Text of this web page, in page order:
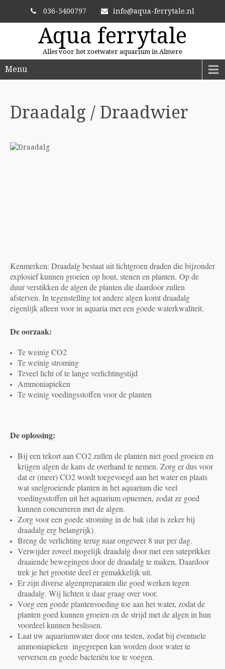
036-5400797 info@aqua-ferrytale.nl
Aqua ferrytale
Alles voor het zoetwater aquarium in Almere
Menu
Één van de mooiste en grootste collecties van de Benelux!
Draadalg / Draadwier
Kenmerken: Draadalg bestaat uit lichtgroen draden die bijzonder
explosief kunnen groeien op hout, stenen en planten. Op de
duur verstikken de algen de planten die daardoor zullen
afsterven. In tegenstelling tot andere algen komt draadalg
eigenlijk alleen voor in aquaria met een goede waterkwaliteit.
De oorzaak:
Te weinig CO2
Te weinig stroming
Teveel licht of te lange verlichtingstijd
Ammoniapieken
Te weinig voedingsstoffen voor de planten
De oplossing:
Bij een tekort aan CO2 zullen de planten niet goed groeien en
krijgen algen de kans de overhand te nemen. Zorg er dus voor
dat er (meer) CO2 wordt toegevoegd aan het water en plaats
wat snelgroeiende planten in het aquarium die veel
voedingsstoffen uit het aquarium opnemen, zodat ze goed
kunnen concurreren met de algen.
Zorg voor een goede stroming in de bak (dat is zeker bij
draadalg erg belangrijk).
Breng de verlichting terug naar ongeveer 8 uur per dag.
Verwijder zoveel mogelijk draadalg door met een sateprikker
draaiende bewegingen door de draadalg te maken, Daardoor
trek je het grootste deel er gemakkelijk uit.
Er zijn diverse algenpreparaten die goed werken tegen
draadalg. Wij lichten u daar graag over voor.
Voeg een goede plantenvoeding toe aan het water, zodat de
planten goed kunnen groeien en de strijd met de algen in hun
voordeel kunnen beslissen.
Laat uw aquariumwater door ons testen, zodat bij eventuele
ammoniapieken ingegrepen kan worden door water te
verversen en goede bacteriën toe te voegen.